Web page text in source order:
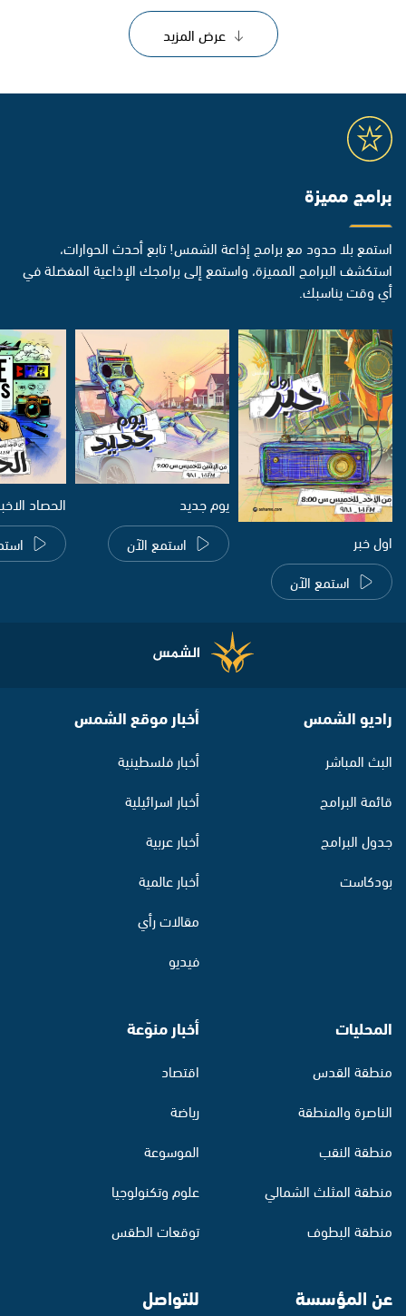
عرض المزيد
برامج مميزة
استمع بلا حدود مع برامج إذاعة الشمس! تابع أحدث الحوارات،
استكشف البرامج المميزة، واستمع إلى برامجك الإذاعية المفضلة في
أي وقت يناسبك.
اول خبر
استمع الآن
يوم جديد
استمع الآن
الحصاد
راديو الشمس
البث المباشر
قائمة البرامج
جدول البرامج
بودكاست
أخبار موقع الشمس
أخبار فلسطينية
أخبار اسرائيلية
أخبار عربية
أخبار عالمية
مقالات رأي
فيديو
المحليات
منطقة القدس
الناصرة والمنطقة
منطقة النقب
منطقة المثلث الشمالي
منطقة البطوف
أخبار منوّعة
اقتصاد
رياضة
الموسوعة
علوم وتكنولوجيا
توقعات الطقس
عن المؤسسة للتواصل